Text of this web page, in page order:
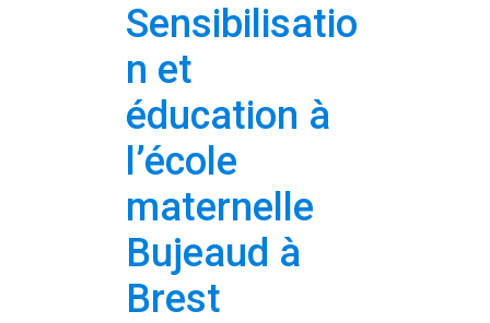
Sensibilisatio
n et
éducation à
l’école
maternelle
Bujeaud à
Brest